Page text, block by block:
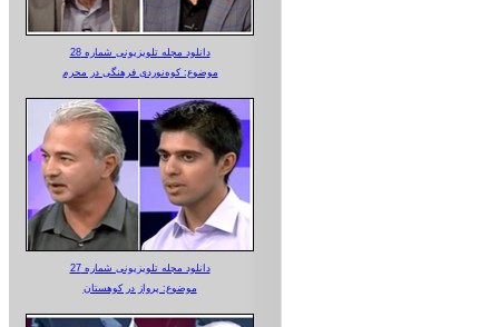
دانلود مجله تلویزیونی شماره 28
موضوع: کوه‌نوردی فرهنگی در محرم
دانلود مجله تلویزیونی شماره 27
موضوع: پرواز در کوهستان